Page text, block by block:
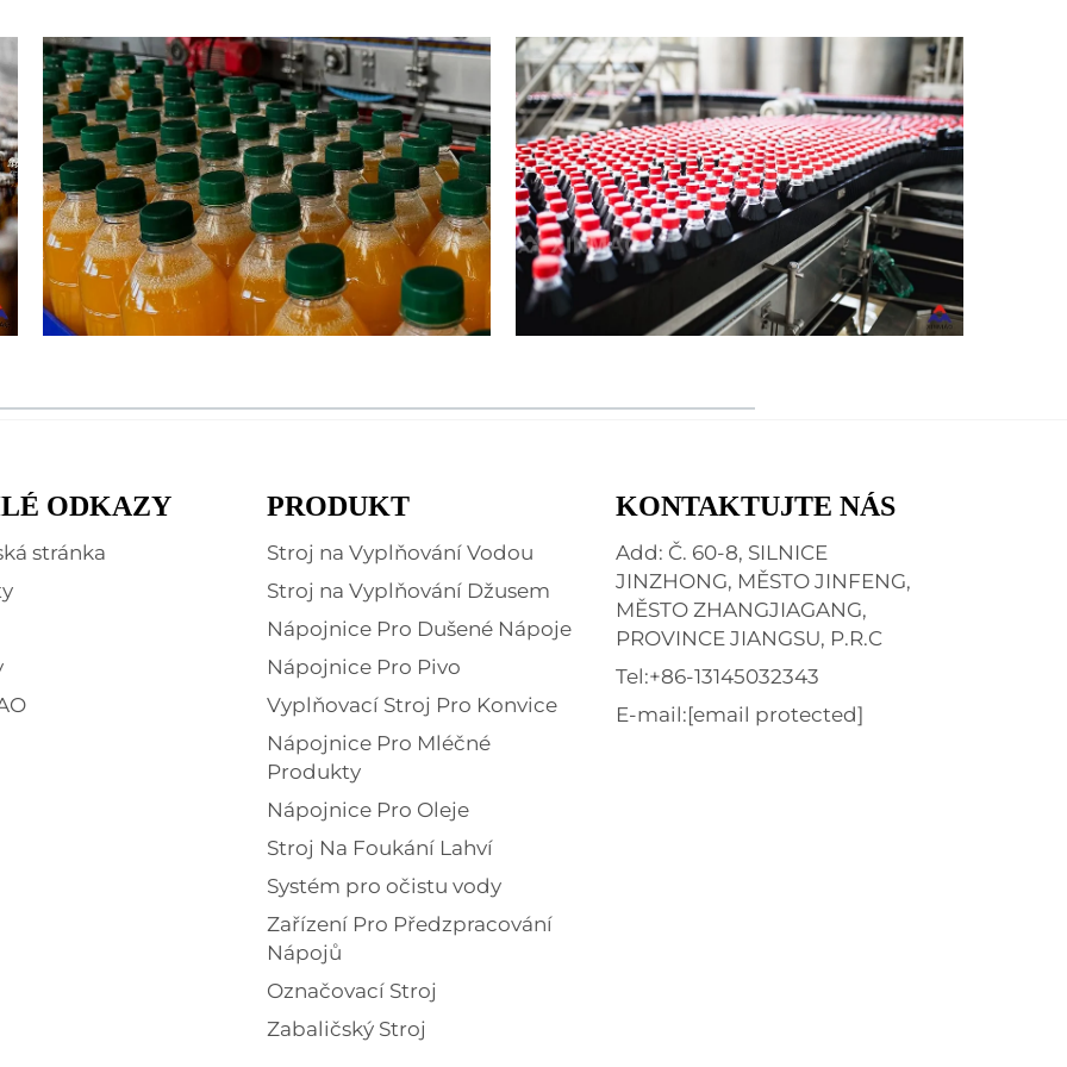
ODKAZY
stránka
PRODUKT
Stroj na Vyplňování Vodou
Stroj na Vyplňování Džusem
Nápojnice Pro Dušené Nápoje
Nápojnice Pro Pivo
Vyplňovací Stroj Pro Konvice
Nápojnice Pro Mléčné
Produkty
Nápojnice Pro Oleje
Stroj Na Foukání Lahví
Systém pro očistu vody
Zařízení Pro Předzpracování
Nápojů
Označovací Stroj
Zabaličský Stroj
KONTAKTUJTE NÁS
Add: Č. 60-8, SILNICE
JINZHONG, MĚSTO JINFENG,
MĚSTO ZHANGJIAGANG,
PROVINCE JIANGSU, P.R.C
Tel:+86-13145032343
E-mail:[email protected]